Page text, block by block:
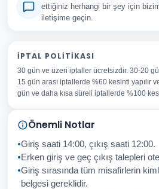
ettiğiniz herhangi bir şey için
iletişime geçin.
Adınız Soyadınız
E-posta Adresiniz
Konu
Sorunuz
İPTAL POLITIKASI
30 gün ve üzeri iptaller ücretsizdir. 30-20
15 gün arası iptallerde %60 kesinti yapılır
gün ve daha kısa süreli iptallerde %100
Önemli Notlar
Giriş saati 14:00, çıkış saati 12:00.
Erken giriş ve geç çıkış talepleri
Giriş sırasında tüm misafirlerin
belgesi gereklidir.